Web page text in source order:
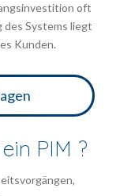
oft
Systems liegt
Kunden.
PIM ?